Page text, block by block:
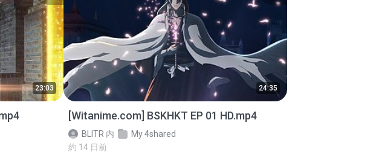
23:03 24:35
[Witanime.com] BSKHKT EP 01 HD.mp4
BLITR 内
My 4shared
約 14 日前